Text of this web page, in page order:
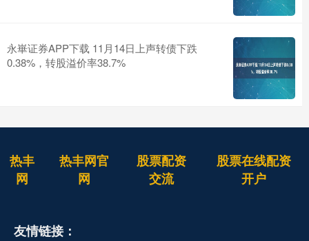
永崋证券APP下载 11月14日上声转债下跌
0.38%，转股溢价率38.7%
热丰
网
热丰网官
网
股票配资
交流
股票在线配资
开户
友情链接：